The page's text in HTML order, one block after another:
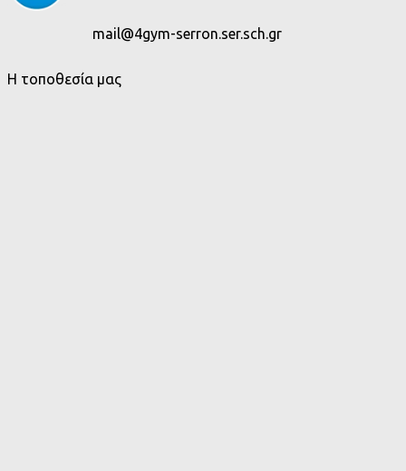
mail@4gym-serron.ser.sch.gr
Η τοποθεσία μας